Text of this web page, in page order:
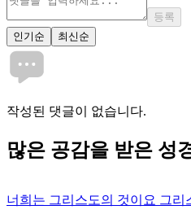
등록
인기순
최신순
작성된 댓글이 없습니다.
많은 공감을 받은 성
너희는 그리스도의 것이요 그